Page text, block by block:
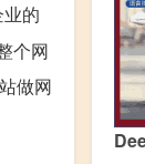
的
个网
做网